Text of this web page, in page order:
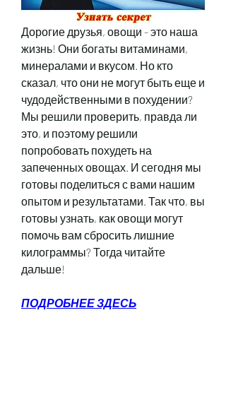
Дорогие друзья, овощи - это наша
жизнь! Они богаты витаминами,
минералами и вкусом. Но кто
сказал, что они не могут быть еще и
чудодейственными в похудении?
Мы решили проверить, правда ли
это, и поэтому решили
попробовать похудеть на
запеченных овощах. И сегодня мы
готовы поделиться с вами нашим
опытом и результатами. Так что, вы
готовы узнать, как овощи могут
помочь вам сбросить лишние
килограммы? Тогда читайте
дальше!
ПОДРОБНЕЕ ЗДЕСЬ